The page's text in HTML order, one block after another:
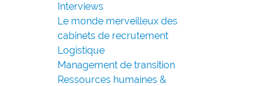
Interviews
Le monde merveilleux des
cabinets de recrutement
Logistique
Management de transition
Ressources humaines &